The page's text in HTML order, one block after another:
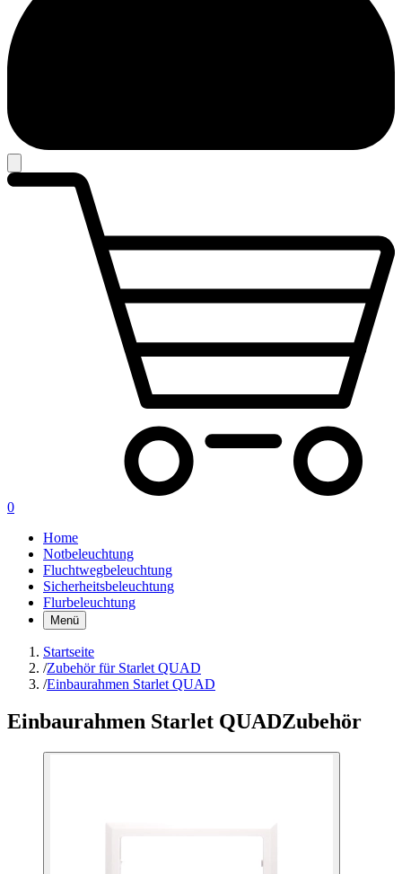
0
Home
Notbeleuchtung
Fluchtwegbeleuchtung
Sicherheitsbeleuchtung
Flurbeleuchtung
Menü
Startseite
/Zubehör für Starlet QUAD
/Einbaurahmen Starlet QUAD
Einbaurahmen Starlet QUADZubehör